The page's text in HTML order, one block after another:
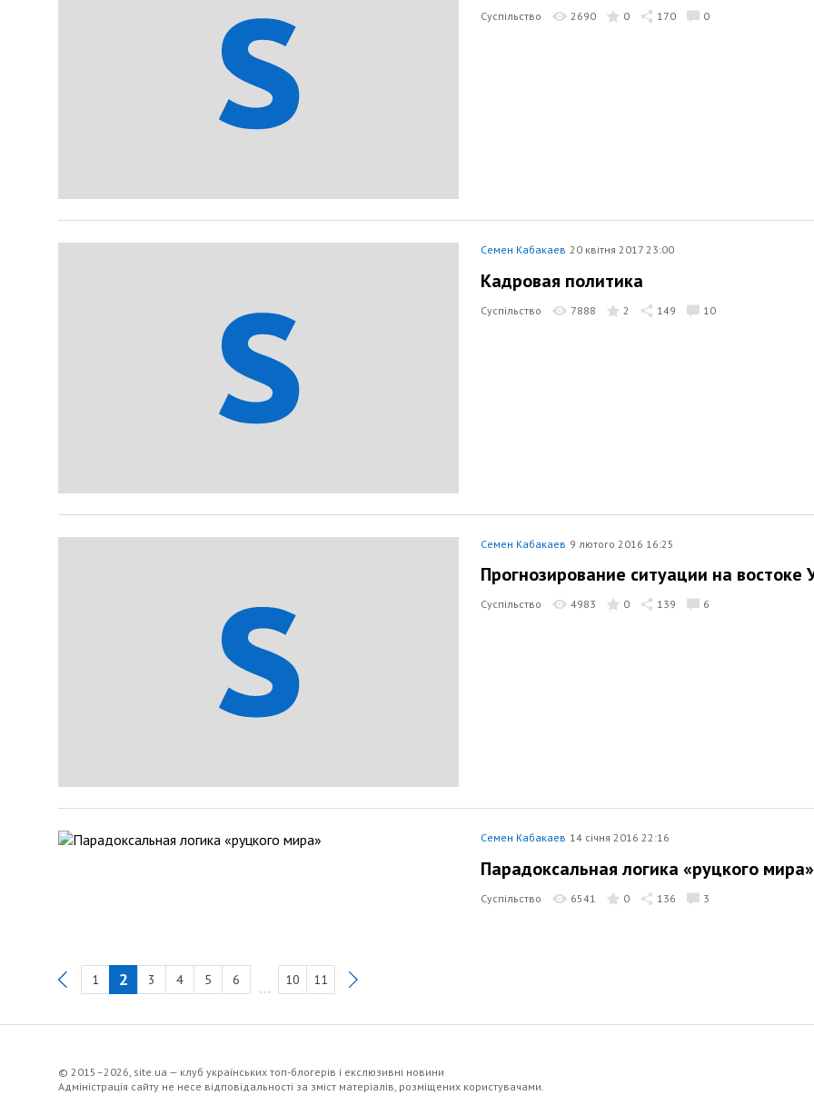
Суспільство 2690 0 170 0
Семен Кабакаев 20 квітня 2017 23:00
Кадровая политика
Суспільство 7888 2 149 10
Семен Кабакаев 9 лютого 2016 16:25
Прогнозирование ситуации на востоке
Суспільство 4983 0 139 6
Семен Кабакаев 14 січня 2016 22:16
Парадоксальная логика «руцкого мира»
Суспільство 6541 0 136 3
Previous
1 2 3 4 5 6 10 11
© 2015–2026, site.ua — клуб українських топ-блогерів i екслюзивнi новини
Адміністрація сайту не несе відповідальності за зміст матеріалів, розміщених користувачами.